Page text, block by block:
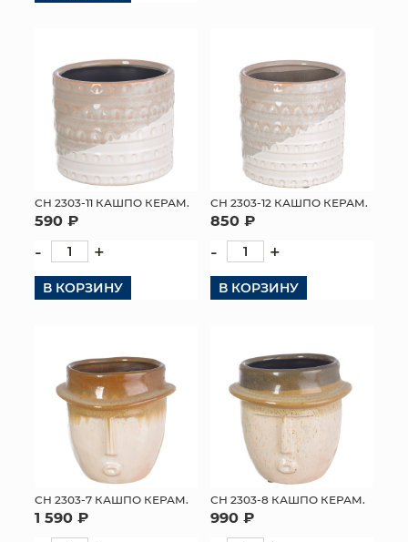
СН 2303-11 КАШПО КЕРАМ.
590 ₽
- +
В КОРЗИНУ
СН 2303-12 КАШПО КЕРАМ.
850 ₽
- +
В КОРЗИНУ
СН 2303-7 КАШПО КЕРАМ.
1 590 ₽
СН 2303-8 КАШПО КЕРАМ.
990 ₽